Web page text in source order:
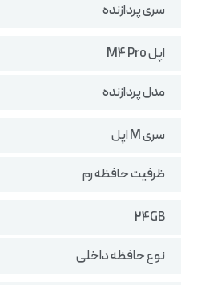
سری پردازنده
اپل M4 Pro
مدل پردازنده
سری M اپل
ظرفیت حافظه رم
24GB
نوع حافظه داخلی